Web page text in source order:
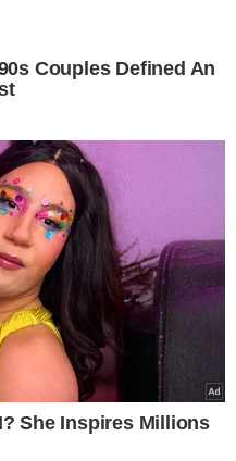
Cor Piauí - Foto: Raíssa Morais
proprietário do casarão
do sentimento de ver o
para receber o
afetivas. Foram 28 anos
anos das minhas duas
duas filhas. Aqui eu fiz
Joaquim Costa. Então são
brincando, tomando